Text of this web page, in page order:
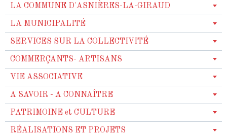
LA COMMUNE D'ASNIÈRES-LA-GIRAUD
LA MUNICIPALITÉ
SERVICES SUR LA COLLECTIVITÉ
COMMERÇANTS- ARTISANS
VIE ASSOCIATIVE
A SAVOIR - A CONNAÎTRE
PATRIMOINE et CULTURE
RÉALISATIONS ET PROJETS